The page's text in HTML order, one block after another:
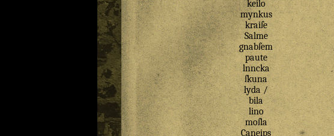
keilo
mynkus
kraiſe
Salme
gnabſem
paute
lnncka
ſkuna
lyda/
bila
lino
moſla
Caneips